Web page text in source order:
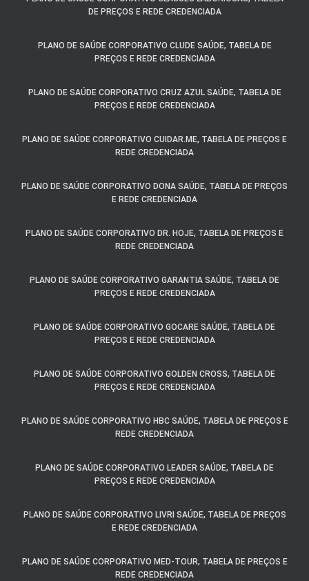
DE PREÇOS E REDE CREDENCIADA
PLANO DE SAÚDE CORPORATIVO CLUDE SAÚDE, TABELA DE
PREÇOS E REDE CREDENCIADA
PLANO DE SAÚDE CORPORATIVO CRUZ AZUL SAÚDE, TABELA DE
PREÇOS E REDE CREDENCIADA
PLANO DE SAÚDE CORPORATIVO CUIDAR.ME, TABELA DE PREÇOS E
REDE CREDENCIADA
PLANO DE SAÚDE CORPORATIVO DONA SAÚDE, TABELA DE PREÇOS
E REDE CREDENCIADA
PLANO DE SAÚDE CORPORATIVO DR. HOJE, TABELA DE PREÇOS E
REDE CREDENCIADA
PLANO DE SAÚDE CORPORATIVO GARANTIA SAÚDE, TABELA DE
PREÇOS E REDE CREDENCIADA
PLANO DE SAÚDE CORPORATIVO GOCARE SAÚDE, TABELA DE
PREÇOS E REDE CREDENCIADA
PLANO DE SAÚDE CORPORATIVO GOLDEN CROSS, TABELA DE
PREÇOS E REDE CREDENCIADA
PLANO DE SAÚDE CORPORATIVO HBC SAÚDE, TABELA DE PREÇOS E
REDE CREDENCIADA
PLANO DE SAÚDE CORPORATIVO LEADER SAÚDE, TABELA DE
PREÇOS E REDE CREDENCIADA
PLANO DE SAÚDE CORPORATIVO LIVRI SAÚDE, TABELA DE PREÇOS
E REDE CREDENCIADA
PLANO DE SAÚDE CORPORATIVO MED-TOUR, TABELA DE PREÇOS E
REDE CREDENCIADA